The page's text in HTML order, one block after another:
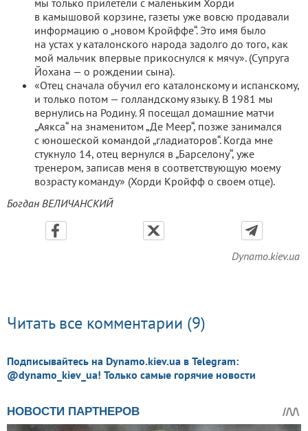
в камышовой корзине, газеты уже вовсю продавали
информацию о „новом Кройффе“. Это имя было
на устах у каталонского народа задолго до того, как
мой мальчик впервые прикоснулся к мячу». (Супруга
Йохана — о рождении сына).
«Отец сначала обучил его каталонскому и испанскому,
и только потом — голландскому языку. В 1981 мы
вернулись на Родину. Я посещал домашние матчи
„Аякса“ на знаменитом „Де Меер“, позже занимался
с юношеской командой „гладиаторов“. Когда мне
стукнуло 14, отец вернулся в „Барселону“, уже
тренером, записав меня в соответствующую моему
возрасту команду» (Хорди Кройфф о своем отце).
Богдан ВЕЛИЧАНСКИЙ
Dynamo.kiev.ua
Читать все комментарии (9)
Подписывайтесь на Dynamo.kiev.ua в Telegram:
@dynamo_kiev_ua! Только самые горячие новости